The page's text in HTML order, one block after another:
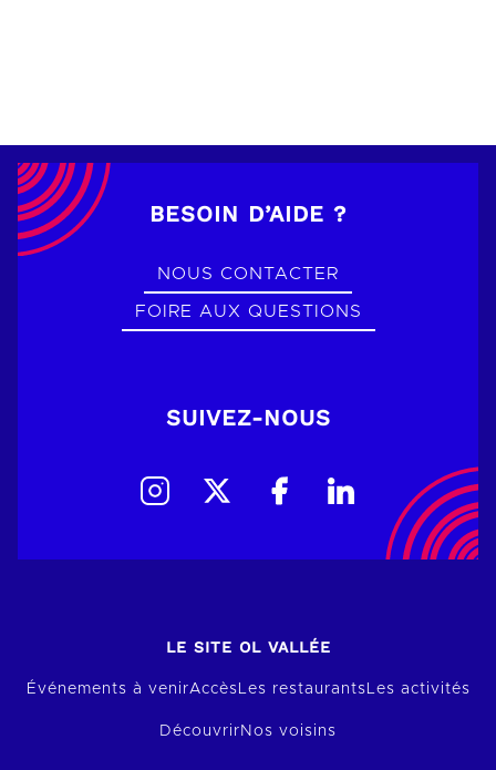
BESOIN D’AIDE ?
NOUS CONTACTER
FOIRE AUX QUESTIONS
SUIVEZ-NOUS
LE SITE OL VALLÉE
Événements à venirAccèsLes restaurantsLes activités
Découvrir Nos voisins